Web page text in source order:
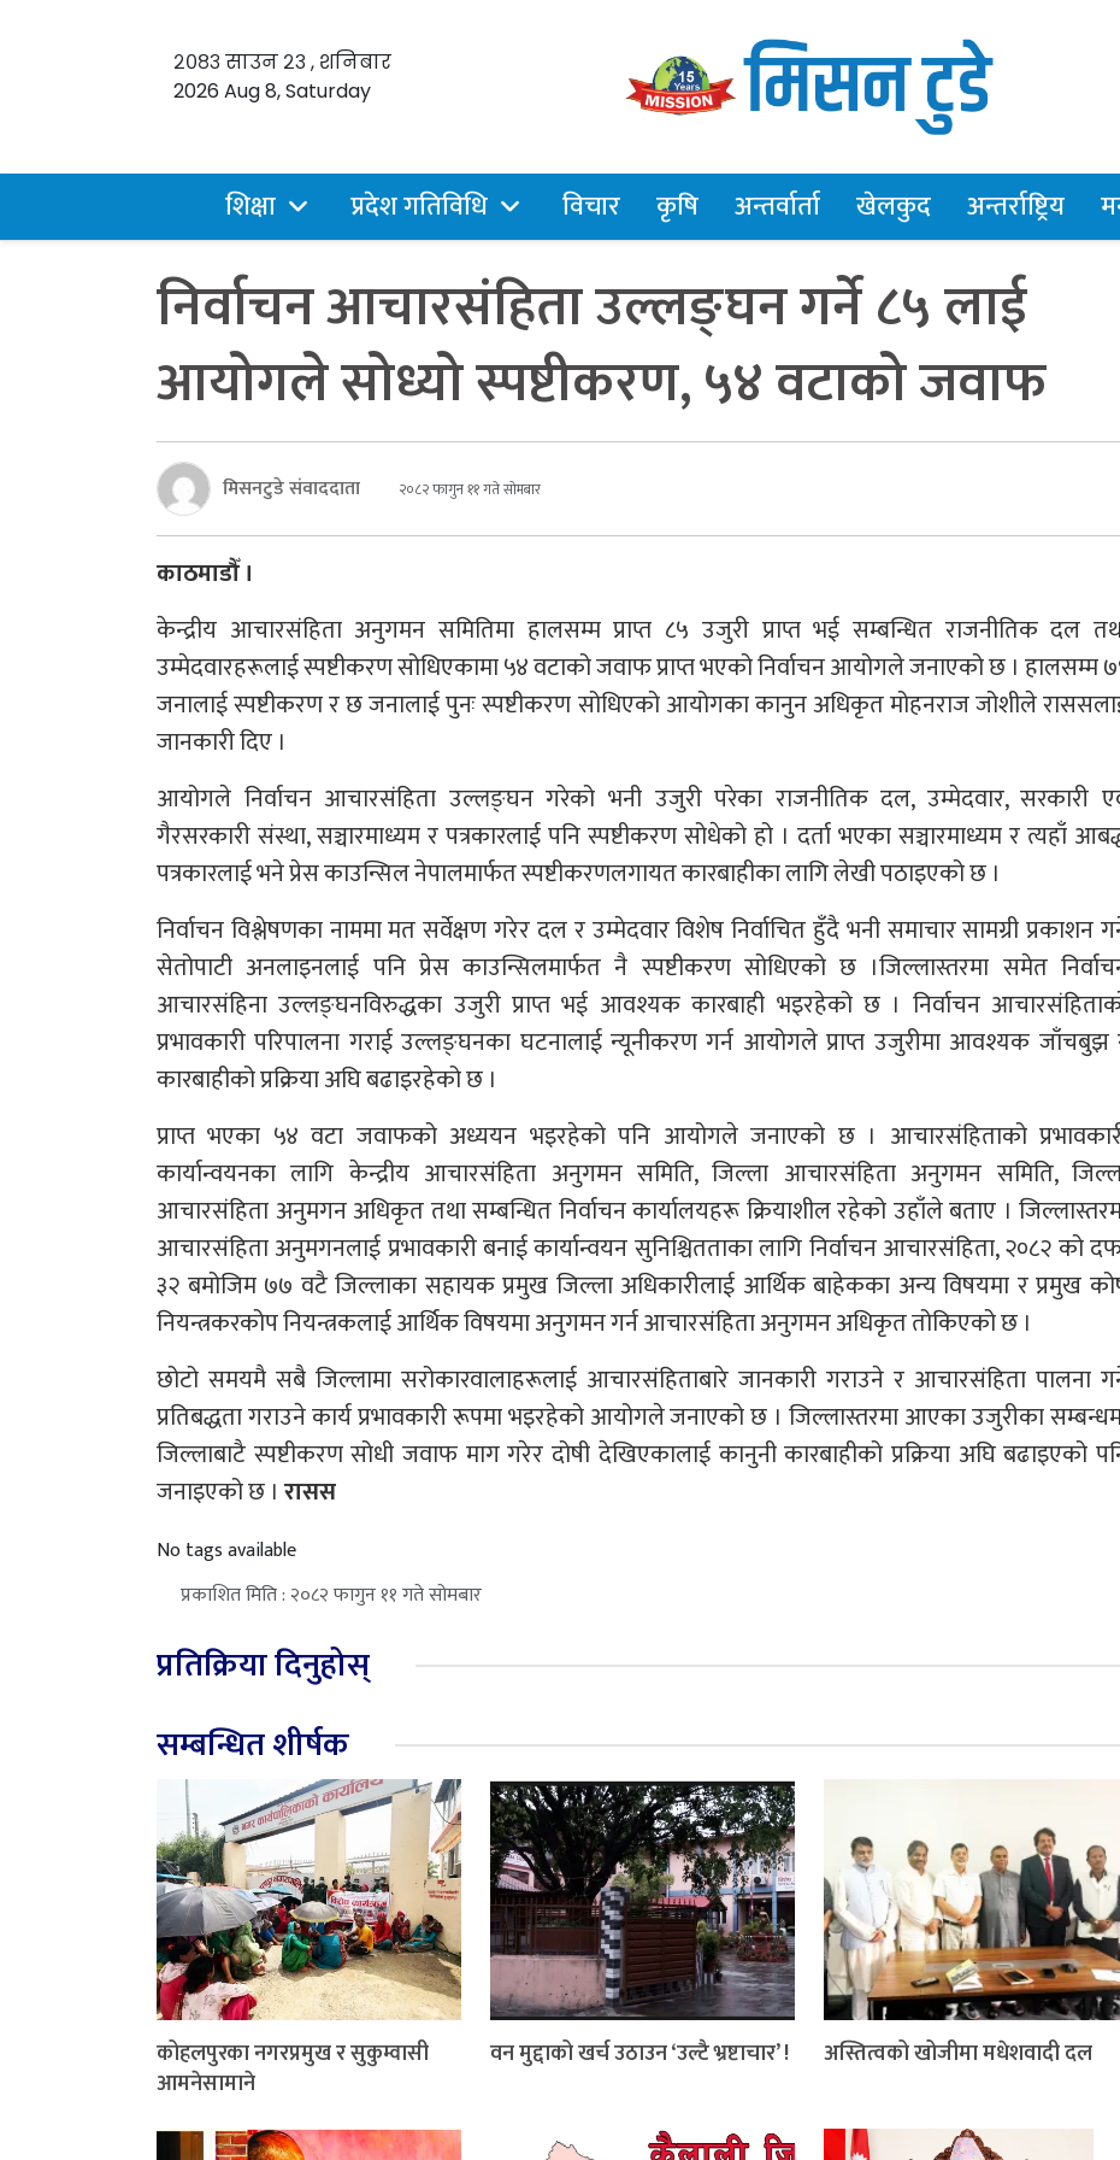
२०८३ साउन २३ , शनिबार
2026 Aug 8, Saturday
शिक्षा प्रदेश गतिविधि विचार कृषि अन्तर्वार्ता खेलकुद अन्तर्राष्ट्रिय
निर्वाचन आचारसंहिता उल्लङ्घन गर्ने ८५ लाई
आयोगले सोध्यो स्पष्टीकरण, ५४ वटाको जवाफ
मिसनटुडे संवाददाता २०८२ फागुन ११ गते सोमबार
काठमाडौँ ।
केन्द्रीय आचारसंहिता अनुगमन समितिमा हालसम्म प्राप्त ८५ उजुरी प्राप्त भई सम्बन्धित राजनीतिक दल
उम्मेदवारहरूलाई स्पष्टीकरण सोधिएकामा ५४ वटाको जवाफ प्राप्त भएको निर्वाचन आयोगले जनाएको छ । हालसम्म
जनालाई स्पष्टीकरण र छ जनालाई पुनः स्पष्टीकरण सोधिएको आयोगका कानुन अधिकृत मोहनराज जोशीले
जानकारी दिए ।
आयोगले निर्वाचन आचारसंहिता उल्लङ्घन गरेको भनी उजुरी परेका राजनीतिक दल, उम्मेदवार, सरकारी
गैरसरकारी संस्था, सञ्चारमाध्यम र पत्रकारलाई पनि स्पष्टीकरण सोधेको हो । दर्ता भएका सञ्चारमाध्यम र त्यहाँ
पत्रकारलाई भने प्रेस काउन्सिल नेपालमार्फत स्पष्टीकरणलगायत कारबाहीका लागि लेखी पठाइएको छ ।
निर्वाचन विश्लेषणका नाममा मत सर्वेक्षण गरेर दल र उम्मेदवार विशेष निर्वाचित हुँदै भनी समाचार सामग्री प्रकाशन
सेतोपाटी अनलाइनलाई पनि प्रेस काउन्सिलमार्फत नै स्पष्टीकरण सोधिएको छ ।जिल्लास्तरमा समेत
आचारसंहिना उल्लङ्घनविरुद्धका उजुरी प्राप्त भई आवश्यक कारबाही भइरहेको छ । निर्वाचन
प्रभावकारी परिपालना गराई उल्लङ्घनका घटनालाई न्यूनीकरण गर्न आयोगले प्राप्त उजुरीमा आवश्यक जाँचबुझ
कारबाहीको प्रक्रिया अघि बढाइरहेको छ ।
प्राप्त भएका ५४ वटा जवाफको अध्ययन भइरहेको पनि आयोगले जनाएको छ । आचारसंहिताको
कार्यान्वयनका लागि केन्द्रीय आचारसंहिता अनुगमन समिति, जिल्ला आचारसंहिता अनुगमन समिति,
आचारसंहिता अनुमगन अधिकृत तथा सम्बन्धित निर्वाचन कार्यालयहरू क्रियाशील रहेको उहाँले बताए ।
आचारसंहिता अनुमगनलाई प्रभावकारी बनाई कार्यान्वयन सुनिश्चितताका लागि निर्वाचन आचारसंहिता, २०८२ को
३२ बमोजिम ७७ वटै जिल्लाका सहायक प्रमुख जिल्ला अधिकारीलाई आर्थिक बाहेकका अन्य विषयमा र प्रमुख
नियन्त्रकरकोप नियन्त्रकलाई आर्थिक विषयमा अनुगमन गर्न आचारसंहिता अनुगमन अधिकृत तोकिएको छ ।
छोटो समयमै सबै जिल्लामा सरोकारवालाहरूलाई आचारसंहिताबारे जानकारी गराउने र आचारसंहिता पालना
प्रतिबद्धता गराउने कार्य प्रभावकारी रूपमा भइरहेको आयोगले जनाएको छ । जिल्लास्तरमा आएका उजुरीका
जिल्लाबाटै स्पष्टीकरण सोधी जवाफ माग गरेर दोषी देखिएकालाई कानुनी कारबाहीको प्रक्रिया अघि बढाइएको
जनाइएको छ । रासस
No tags available
प्रकाशित मिति : २०८२ फागुन ११ गते सोमबार
प्रतिक्रिया दिनुहोस्
सम्बन्धित शीर्षक
कोहलपुरका नगरप्रमुख र सुकुम्वासी
आमनेसामाने
वन मुद्दाको खर्च उठाउन ‘उल्टै भ्रष्टाचार’ ! अस्तित्वको खोजीमा मधेशवादी दल